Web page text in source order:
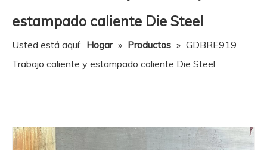
estampado caliente Die Steel
Usted está aquí: Hogar » Productos » GDBRE919
Trabajo caliente y estampado caliente Die Steel